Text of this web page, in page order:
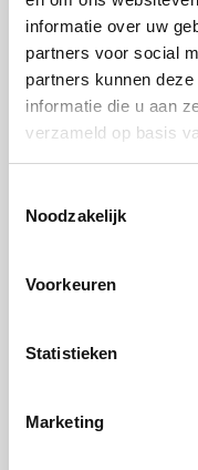
informatie over uw
partners voor social
partners kunnen
informatie die u aan
verzameld op basis
Noodzakelijk
Voorkeuren
Statistieken
Marketing
voor het serveren
kruimels lekker
Wijntip
De crumble kan
indien het budget
Zuid-Frankrijk of
zachte, ronde